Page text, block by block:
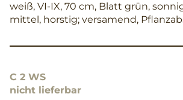
weiß, VI-IX, 70 cm, Blatt grün,
mittel, horstig; versamend,
C 2 WS
nicht lieferbar